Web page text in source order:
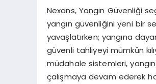
Nexans, Yangın Güvenliği
yangın güvenliğini yeni bir
yavaşlatırken; yangına
güvenli tahliyeyi mümkün
müdahale sistemleri,
çalışmaya devam ederek